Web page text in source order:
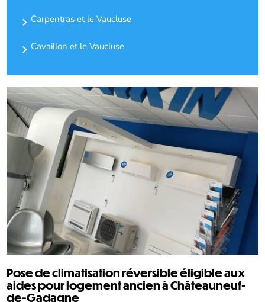
Carpentras et le Vaucluse
Cavaillon et le Vaucluse
Pose de climatisation réversible éligible aux
aides pour logement ancien à Châteauneuf-
de-Gadagne